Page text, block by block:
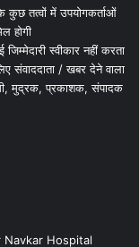
कुछ तत्वों में उपयोगकर्ताओं
होगी
स्वीकार नहीं करता
संवाददाता / खबर देने वाला
मुद्रक, प्रकाशक, संपादक
Hospital